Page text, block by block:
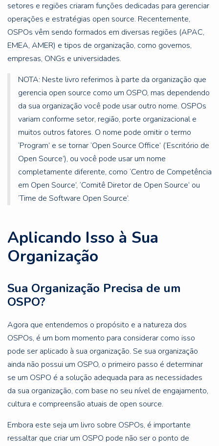
setores e regiões criaram funções dedicadas para gerenciar
operações e estratégias open source. Recentemente,
OSPOs vêm sendo formados em diversas regiões (APAC,
EMEA, AMER) e tipos de organização, como governos,
empresas, ONGs e universidades.
NOTA: Neste livro referimos à parte da organização que
gerencia open source como um OSPO, mas dependendo
da sua organização você pode usar outro nome. OSPOs
variam conforme setor, região, porte organizacional e
muitos outros fatores. O nome pode omitir o termo
‘Program’ e se tornar ‘Open Source Office’ (‘Escritório de
Open Source’), ou você pode usar um nome
completamente diferente, como ‘Centro de Competência
em Open Source’, ‘Comitê Diretor de Open Source’ ou
‘Time de Software Open Source’.
Aplicando Isso à Sua
Organização
Sua Organização Precisa de um
OSPO?
Agora que entendemos o propósito e a natureza dos
OSPOs, é um bom momento para considerar como isso
pode ser aplicado à sua organização. Se sua organização
ainda não possui um OSPO, o primeiro passo é determinar
se um OSPO é a solução adequada para as necessidades
da sua organização, com base no seu nível de engajamento,
cultura e compreensão atuais de open source.
Embora este seja um livro sobre OSPOs, é importante
ressaltar que criar um OSPO pode não ser o ponto de